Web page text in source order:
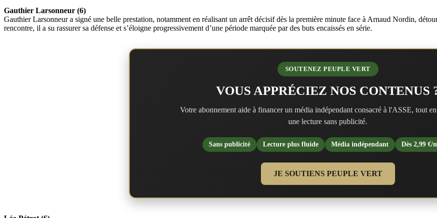
Gauthier Larsonneur (6)
Gauthier Larsonneur a signé une belle prestation, notamment en réalisant un arrêt décisif dès la première minute face à Arnaud Nordin,
rencontre, il a su rassurer sa défense et s’éloigne progressivement d’une période marquée par des buts encaissés en série.
SOUTENEZ PEUPLE VERT
VOUS APPRÉCIEZ NOS CONTENUS
Votre abonnement aide à financer un média indépendant consacré à l'ASSE, tout
une lecture sans publicité.
Sans publicité Lecture plus fluide Média indépendant Dès 2,99 €/
JE SOUTIENS PEUPLE VERT